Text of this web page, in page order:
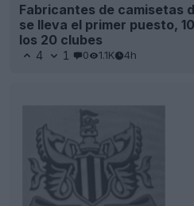
Fabricantes de camisetas
se lleva el primer puesto,
los 20 clubes
4 1 0 1.1K 4h